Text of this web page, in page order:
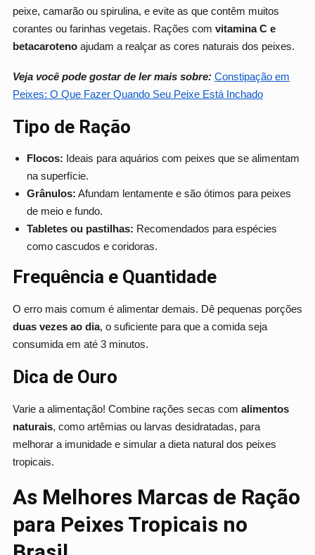
peixe, camarão ou spirulina, e evite as que contêm muitos
corantes ou farinhas vegetais. Rações com vitamina C e
betacarotenoajudam a realçar as cores naturais dos peixes.
Veja você pode gostar de ler mais sobre: Constipação em
Peixes: O Que Fazer Quando Seu Peixe Está Inchado
Tipo de Ração
Flocos: Ideais para aquários com peixes que se alimentam
na superfície.
Grânulos: Afundam lentamente e são ótimos para peixes
de meio e fundo.
Tabletes ou pastilhas: Recomendados para espécies
como cascudos e coridoras.
Frequência e Quantidade
O erro mais comum é alimentar demais. Dê pequenas porções
duas vezes ao dia, o suficiente para que a comida seja
consumida em até 3 minutos.
Dica de Ouro
Varie a alimentação! Combine rações secas com alimentos
naturais, como artêmias ou larvas desidratadas, para
melhorar a imunidade e simular a dieta natural dos peixes
tropicais.
As Melhores Marcas de Ração
para Peixes Tropicais no